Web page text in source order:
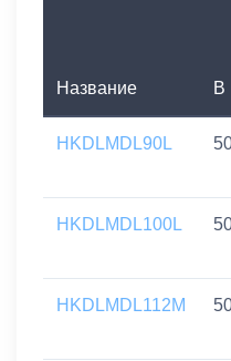
Название B
HKDLMDL90L
HKDLMDL100L
HKDLMDL112M